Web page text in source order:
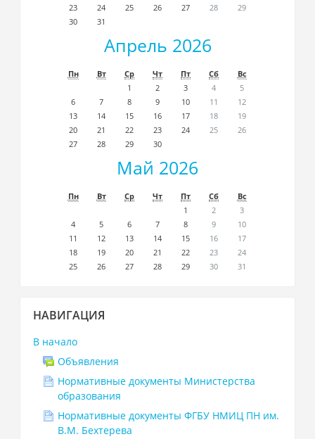
23
24 25 26 27 28
29
30
31
Апрель 2026
Пн Вт Ср Чт Пт Сб
Вс
1
2 3 4
5
6
7 8 9 10 11
12
13
14 15 16 17 18
19
20
21 22 23 24 25
26
27
28 29 30
Май 2026
Пн Вт Ср Чт Пт Сб
Вс
1
2
3
4
5 6 7 8 9
10
11
12 13 14 15 16
17
18
19 20 21 22 23
24
25
26 27 28 29 30 31
Навигация
НАВИГАЦИЯ
В начало
Объявления
Нормативные документы Министерства
образования
Нормативные документы ФГБУ НМИЦ ПН им.
В.М. Бехтерева